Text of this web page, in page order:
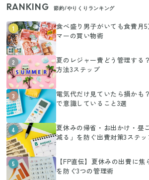
RANKING 節約/やりくりランキング
1
食べ盛り男子がいても食費月
マーの買い物術
2
夏のレジャー費どう管理する
方法3ステップ
3
電気代だけ見ていたら損かも
で意識していること3選
4
夏休みの帰省・お出かけ・昼
減る」を防ぐ出費対策3ステッ
5
【FP直伝】夏休みの出費に
を防ぐ3つの管理術